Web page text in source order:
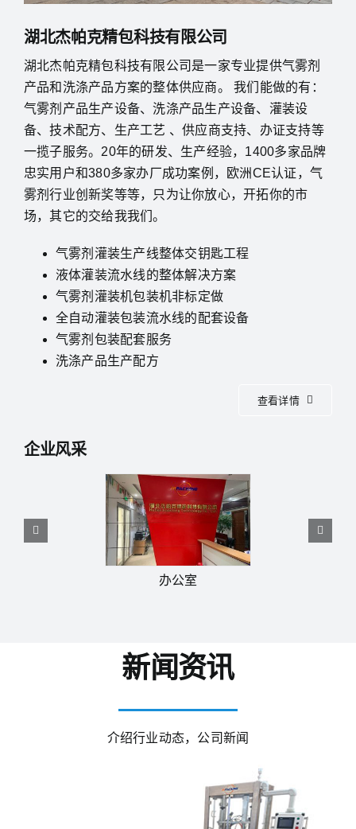
湖北杰帕克精包科技有限公司
湖北杰帕克精包科技有限公司是一家专业提供气雾剂
产品和洗涤产品方案的整体供应商。 我们能做的有：
气雾剂产品生产设备、洗涤产品生产设备、灌装设
备、技术配方、生产工艺 、供应商支持、办证支持等
一揽子服务。20年的研发、生产经验，1400多家品牌
忠实用户和380多家办厂成功案例，欧洲CE认证，气
雾剂行业创新奖等等，只为让你放心，开拓你的市
场，其它的交给我我们。
气雾剂灌装生产线整体交钥匙工程
液体灌装流水线的整体解决方案
气雾剂灌装机包装机非标定做
全自动灌装包装流水线的配套设备
气雾剂包装配套服务
洗涤产品生产配方
查看详情
企业风采
办公室
新闻资讯
介绍行业动态，公司新闻